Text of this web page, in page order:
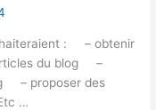
: – obtenir
du blog –
– proposer des
…